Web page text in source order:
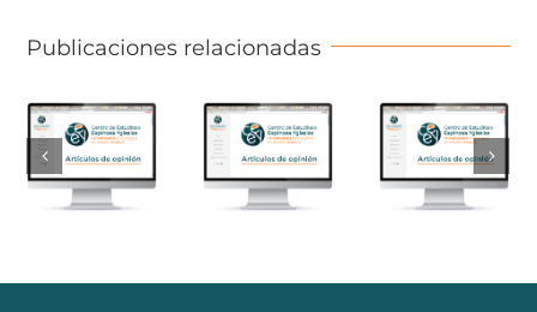
Publicaciones relacionadas